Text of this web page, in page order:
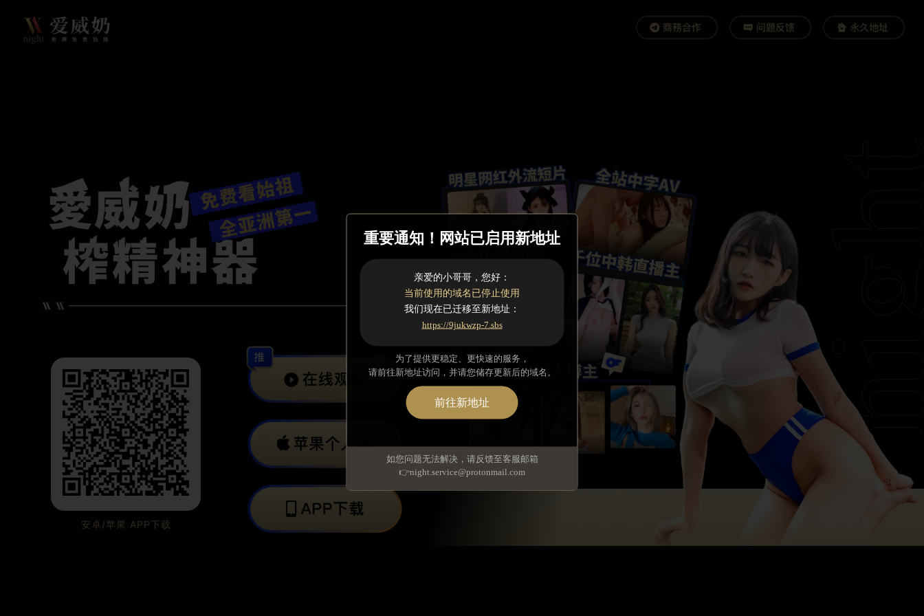
安卓/苹果 APP下载
重要通知！网站已启用新地址
亲爱的小哥哥，您好：
当前使用的域名已停止使用
我们现在已迁移至新地址：
https://9jukwzp-7.sbs
为了提供更稳定、更快速的服务，
请前往新地址访问，并请您储存更新后的域名。
前往新地址
如您问题无法解决，请反馈至客服邮箱
👉night.service@protonmail.com